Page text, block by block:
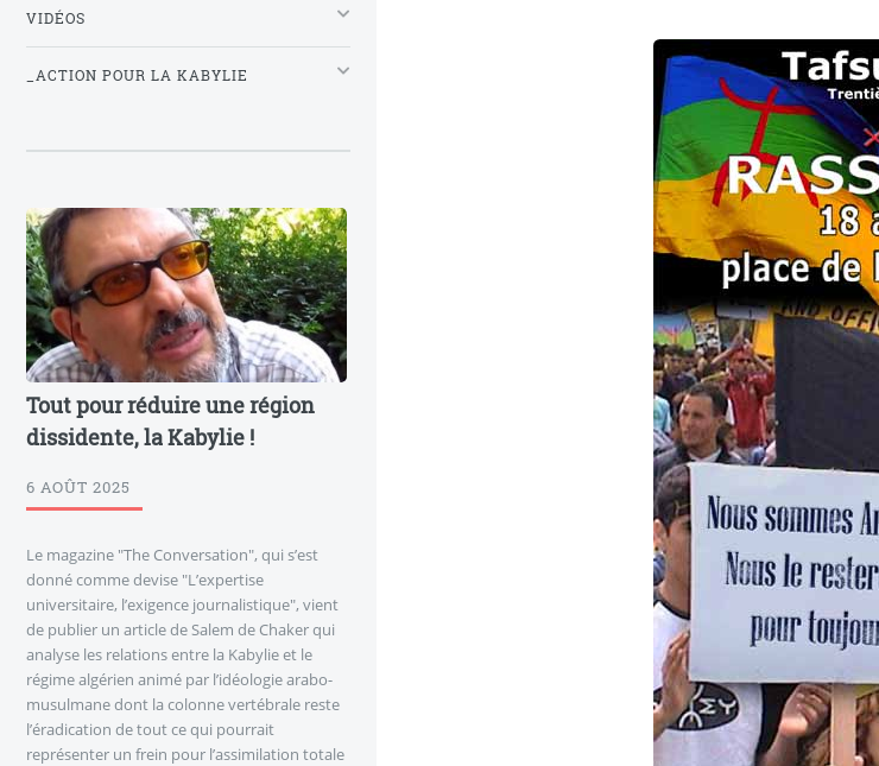
VIDÉOS
_ACTION POUR LA KABYLIE
Tout pour réduire une région
dissidente, la Kabylie !
6 AOÛT 2025
Le magazine "The Conversation", qui s’est
donné comme devise "L’expertise
universitaire, l’exigence journalistique", vient
de publier un article de Salem de Chaker qui
analyse les relations entre la Kabylie et le
régime algérien animé par l’idéologie arabo-
musulmane dont la colonne vertébrale reste
l’éradication de tout ce qui pourrait
représenter un frein pour l’assimilation totale